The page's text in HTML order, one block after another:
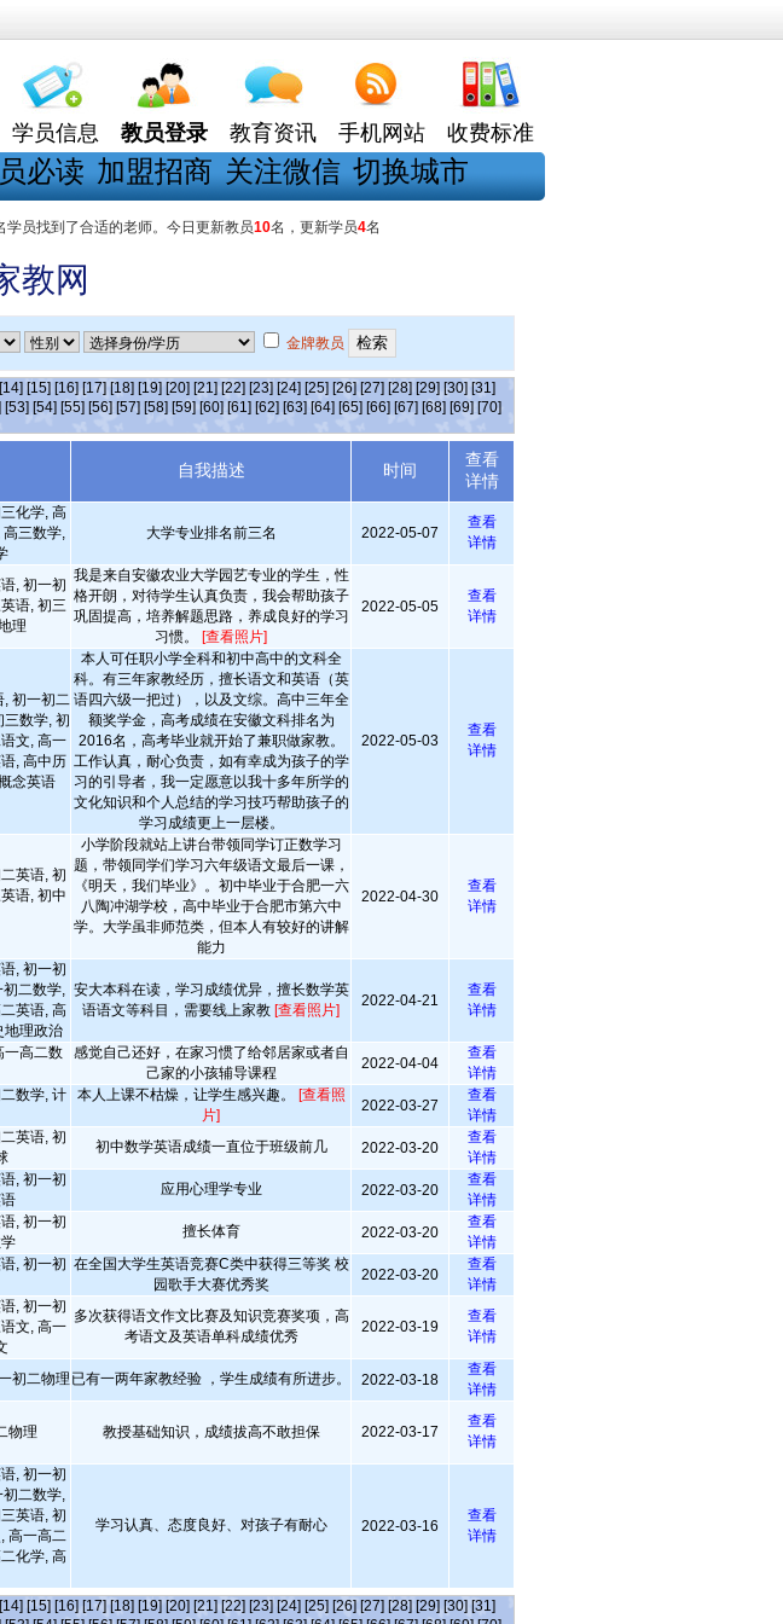
学员信息 教员登录 教育资讯 手机网站 收费标准
必读 加盟招商 关注微信 切换城市
学员找到了合适的老师。今日更新教员10名，更新学员4名
教网
金牌教员
[14] [15] [16] [17] [18] [19] [20] [21] [22] [23] [24] [25] [26] [27] [28] [29] [30] [31]
[53] [54] [55] [56] [57] [58] [59] [60] [61] [62] [63] [64] [65] [66] [67] [68] [69] [70]
自我描述 时间
查看
详情
化学, 高
三数学,
大学专业排名前三名 2022-05-07
查看
详情
, 初一初
语, 初三
理
我是来自安徽农业大学园艺专业的学生，性
格开朗，对待学生认真负责，我会帮助孩子
巩固提高，培养解题思路，养成良好的学习
习惯。 [查看照片]
2022-05-05
查看
详情
, 初一初二
三数学, 初
文, 高一
, 高中历
念英语
本人可任职小学全科和初中高中的文科全
科。有三年家教经历，擅长语文和英语（英
语四六级一把过），以及文综。高中三年全
额奖学金，高考成绩在安徽文科排名为
2016名，高考毕业就开始了兼职做家教。
工作认真，耐心负责，如有幸成为孩子的学
习的引导者，我一定愿意以我十多年所学的
文化知识和个人总结的学习技巧帮助孩子的
学习成绩更上一层楼。
2022-05-03
查看
详情
英语, 初
语, 初中
小学阶段就站上讲台带领同学订正数学习
题，带领同学们学习六年级语文最后一课，
《明天，我们毕业》。初中毕业于合肥一六
八陶冲湖学校，高中毕业于合肥市第六中
学。大学虽非师范类，但本人有较好的讲解
能力
2022-04-30
查看
详情
, 初一初
二数学,
英语, 高
地理政治
安大本科在读，学习成绩优异，擅长数学英
语语文等科目，需要线上家教 [查看照片]
2022-04-21
查看
详情
一高二数
感觉自己还好，在家习惯了给邻居家或者自
己家的小孩辅导课程
2022-04-04
查看
详情
数学, 计
本人上课不枯燥，让学生感兴趣。
[查看照
片]
2022-03-27
查看
详情
英语, 初
初中数学英语成绩一直位于班级前几 2022-03-20
查看
详情
, 初一初
应用心理学专业 2022-03-20
查看
详情
, 初一初
擅长体育 2022-03-20
查看
详情
, 初一初 在全国大学生英语竞赛C类中获得三等奖 校
园歌手大赛优秀奖
2022-03-20
查看
详情
, 初一初
文, 高一
多次获得语文作文比赛及知识竞赛奖项，高
考语文及英语单科成绩优秀
2022-03-19
查看
详情
初二物理 已有一两年家教经验 ，学生成绩有所进步。 2022-03-18
查看
详情
物理 教授基础知识，成绩拔高不敢担保 2022-03-17
查看
详情
, 初一初
二数学,
英语, 初
高一高二
化学, 高
学习认真、态度良好、对孩子有耐心 2022-03-16
查看
详情
[14] [15] [16] [17] [18] [19] [20] [21] [22] [23] [24] [25] [26] [27] [28] [29] [30] [31]